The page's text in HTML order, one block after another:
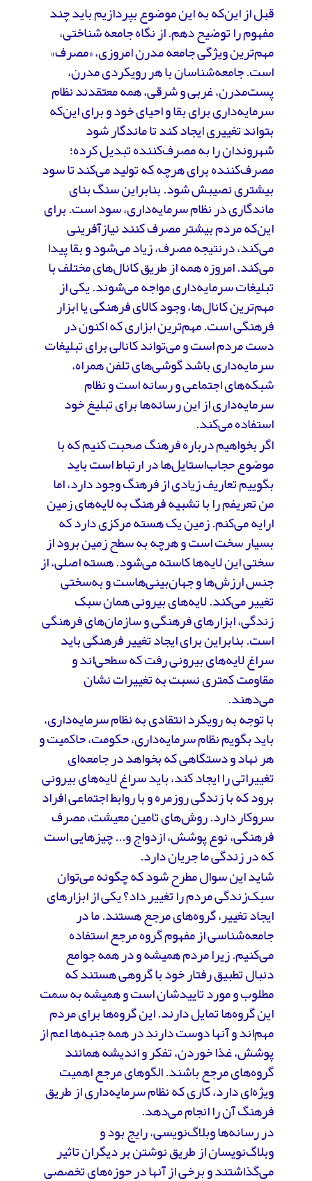
قبل از این‌که به این موضوع بپردازیم باید چند
مفهوم را توضیح دهم. از نگاه جامعه شناختی،
مهم‌ترین ویژگی جامعه مدرن امروزی، «مصرف»
است. جامعه‌شناسان با هر رویکردی مدرن‌،
پست‌مدرن، غربی‌ و شرقی، همه معتقدند نظام
سرمایه‌داری برای بقا و احیای خود و برای این‌که
بتواند تغییری ایجاد کند تا ماندگار شود
شهروندان را به مصرف‌کننده تبدیل کرده؛
مصرف‌کننده برای هرچه که تولید می‌کند تا سود
بیشتری نصیبش شود. بنابراین سنگ بنای
ماندگاری در نظام سرمایه‌داری، سود است. برای
این‌که مردم بیشتر مصرف کنند نیازآفرینی
می‌کند، درنتیجه مصرف، زیاد می‌شود و بقا پیدا
می‌کند. امروزه همه از طریق کانال‌های مختلف با
تبلیغات سرمایه‌داری مواجه می‌شوند. یکی از
مهم‌ترین کانال‌ها، وجود کالای فرهنگی یا ابزار
فرهنگی است. مهم‌ترین ابزاری که اکنون در
دست مردم است و می‌تواند کانالی برای تبلیغات
سرمایه‌داری باشد گوشی‌های تلفن همراه،
شبکه‌های اجتماعی و رسانه است و نظام
سرمایه‌داری از این رسانه‌ها برای تبلیغ خود
استفاده می‌کند.
اگر بخواهیم درباره فرهنگ صحبت کنیم که با
موضوع حجاب‌استایل‌ها در ارتباط است باید
بگوییم تعاریف زیادی از فرهنگ وجود دارد، اما
من تعریفم را با تشبیه فرهنگ به لایه‌های زمین
ارایه می‌کنم. زمین یک هسته مرکزی دارد که
بسیار سخت است و هرچه به سطح زمین برود از
سختی این لایه‌ها کاسته می‌شود. هسته اصلی، از
جنس ارزش‌ها و جهان‌بینی‌هاست و به‌سختی
تغییر می‌کند. لایه‌های بیرونی همان سبک
زندگی، ابزارهای فرهنگی و سازمان‌های فرهنگی
است. بنابراین برای ایجاد تغییر فرهنگی باید
سراغ لایه‌های بیرونی رفت که سطحی‌اند و
مقاومت کمتری نسبت به تغییرات نشان
می‌دهند.
با توجه به رویکرد انتقادی به نظام سرمایه‌داری،
باید بگویم نظام سرمایه‌داری، حکومت، حاکمیت و
هر نهاد و دستگاهی که بخواهد در جامعه‌ای
تغییراتی را ایجاد کند، باید سراغ لایه‌های بیرونی
برود که با زندگی روزمره و با روابط اجتماعی افراد
سروکار دارد. روش‌های تامین معیشت، مصرف
فرهنگی، نوع پوشش، ازدواج و... چیزهایی است
که در زندگی ما جریان دارد.
شاید این سوال مطرح شود که چگونه می‌توان
سبک‌زندگی مردم را تغییر داد؟ یکی از ابزارهای
ایجاد تغییر، گروه‌های مرجع هستند. ما در
جامعه‌شناسی از مفهوم گروه مرجع استفاده
می‌کنیم. زیرا مردم همیشه و در همه جوامع
دنبال تطبیق رفتار خود با گروهی هستند که
مطلوب و مورد تاییدشان است و همیشه به سمت
این گروه‌ها تمایل دارند. این گروه‌ها برای مردم
مهم‌اند و آنها دوست دارند در همه جنبه‌ها اعم از
پوشش، غذا خوردن، تفکر و اندیشه‌ همانند
گروه‌های مرجع باشند. الگوهای مرجع اهمیت
ویژه‌ای دارد، کاری که نظام سرمایه‌داری از طریق
فرهنگ آن را انجام می‌دهد.
در رسانه‌ها وبلاگ‌نویسی، رایج بود و
وبلاگ‌نویسان از طریق نوشتن بر دیگران تاثیر
می‌گذاشتند و برخی از آنها در حوزه‌های تخصصی